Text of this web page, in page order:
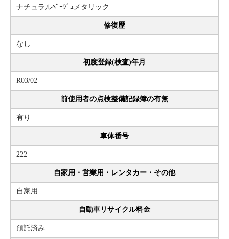
ナチュラルﾍﾞｰｼﾞｭメタリック
修復歴
なし
初度登録(検査)年月
R03/02
前使用者の点検整備記録簿の有無
有り
車体番号
222
自家用・営業用・レンタカー・その他
自家用
自動車リサイクル料金
預託済み